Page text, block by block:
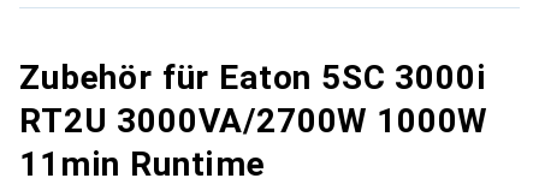
Zubehör für Eaton 5SC 3000i
RT2U 3000VA/2700W 1000W
11min Runtime